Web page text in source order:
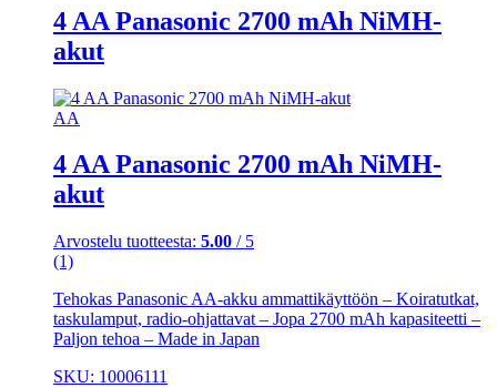
4 AA Panasonic 2700 mAh NiMH-
akut
AA
4 AA Panasonic 2700 mAh NiMH-
akut
Arvostelu tuotteesta: 5.00 / 5
(1)
Tehokas Panasonic AA-akku ammattikäyttöön – Koiratutkat,
taskulamput, radio-ohjattavat – Jopa 2700 mAh kapasiteetti –
Paljon tehoa – Made in Japan
SKU: 10006111